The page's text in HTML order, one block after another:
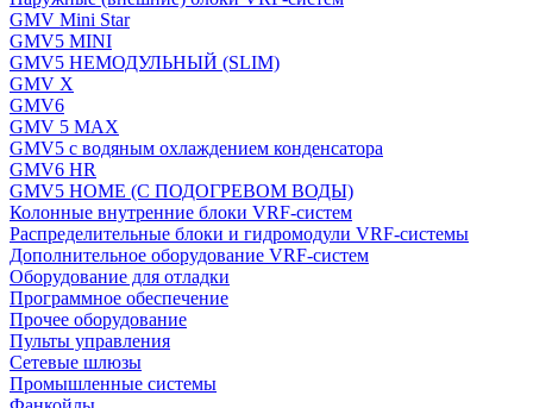
GMV Mini Star
GMV5 MINI
GMV5 НЕМОДУЛЬНЫЙ (SLIM)
GMV X
GMV6
GMV 5 MAX
GMV5 с водяным охлаждением конденсатора
GMV6 HR
GMV5 HOME (С ПОДОГРЕВОМ ВОДЫ)
Колонные внутренние блоки VRF-систем
Распределительные блоки и гидромодули VRF-системы
Дополнительное оборудование VRF-систем
Оборудование для отладки
Программное обеспечение
Прочее оборудование
Пульты управления
Сетевые шлюзы
Промышленные системы